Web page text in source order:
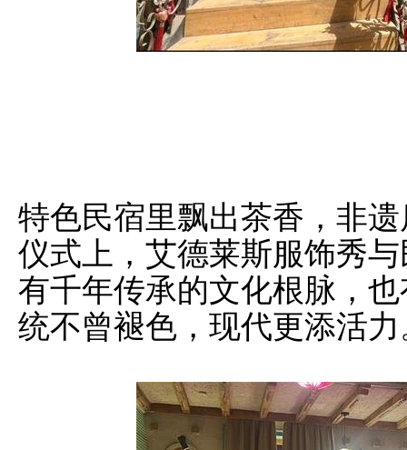
特色民宿里飘出茶香，非
仪式上，艾德莱斯服饰秀
有千年传承的文化根脉，
统不曾褪色，现代更添活力